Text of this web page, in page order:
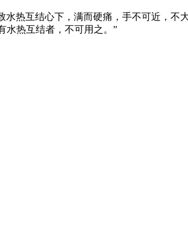
热互结心下，满而硬痛，手不可近，不
水热互结者，不可用之。”